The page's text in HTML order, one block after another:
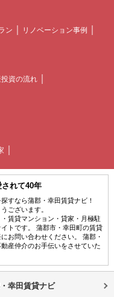
ン
リノベーション事例
資の流れ
れて40年
すなら蒲郡・幸田賃貸ナビ！
ございます。
賃貸マンション・貸家・月極駐
トです。 蒲郡市・幸田町の賃貸
お問い合わせください。 蒲郡・
産仲介のお手伝いをさせていた
幸田賃貸ナビ